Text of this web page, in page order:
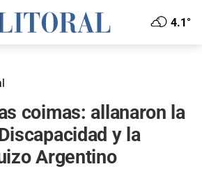
4.1°
coimas: allanaron la
y la
Argentino